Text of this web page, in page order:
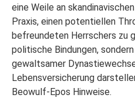
eine Weile an
Praxis, einen potentiellen
befreundeten Herrschers zu
politische Bindungen,
gewaltsamer
Lebensversicherung
Beowulf-Epos Hinweise.